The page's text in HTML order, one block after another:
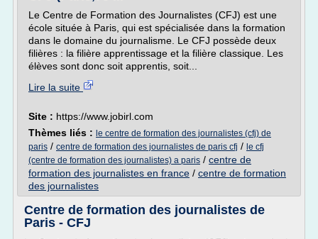
Le Centre de Formation des Journalistes (CFJ) est une
école située à Paris, qui est spécialisée dans la formation
dans le domaine du journalisme. Le CFJ possède deux
filières : la filière apprentissage et la filière classique. Les
élèves sont donc soit apprentis, soit...
Lire la suite
Site : https://www.jobirl.com
Thèmes liés : le centre de formation des journalistes (cfj) de
paris / centre de formation des journalistes de paris cfj / le cfj
(centre de formation des journalistes) a paris / centre de
formation des journalistes en france / centre de formation
des journalistes
Centre de formation des journalistes de
Paris - CFJ